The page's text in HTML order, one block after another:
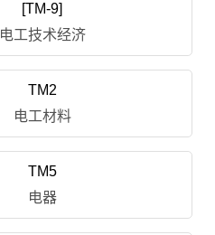
[TM-9]
电工技术经济
TM2
电工材料
TM5
电器